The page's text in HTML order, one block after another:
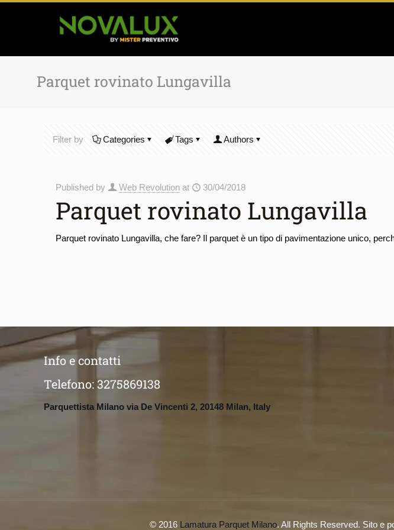
Parquet rovinato Lungavilla
Filter by Categories Tags Authors
Published by Web Revolution at 30/04/2018
Parquet rovinato Lungavilla
Parquet rovinato Lungavilla, che fare? Il parquet è un tipo di pavimentazione unico,
Info e contatti
Telefono:3275869138
Parquettista Milano via De Vincenti 2, 20148 Milan, Italy
© 2016 Lamatura Parquet Milano. All Rights Reserved. Sito e